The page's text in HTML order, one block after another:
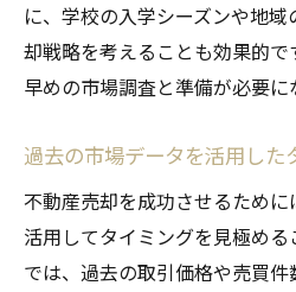
に、学校の入学シーズンや地
却戦略を考えることも効果的で
早めの市場調査と準備が必要に
過去の市場データを活用した
不動産売却を成功させるため
活用してタイミングを見極め
では、過去の取引価格や売買